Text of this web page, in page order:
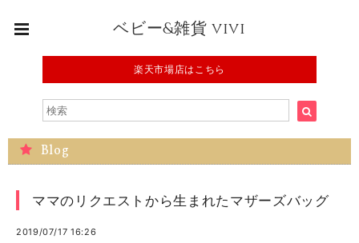
ベビー&雑貨 vivi
楽天市場店はこちら
Blog
ママのリクエストから生まれたマザーズバッグ
2019/07/17 16:26